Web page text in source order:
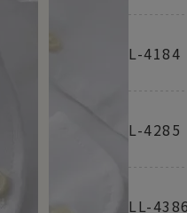
L-4184
L-4285
LL-4386